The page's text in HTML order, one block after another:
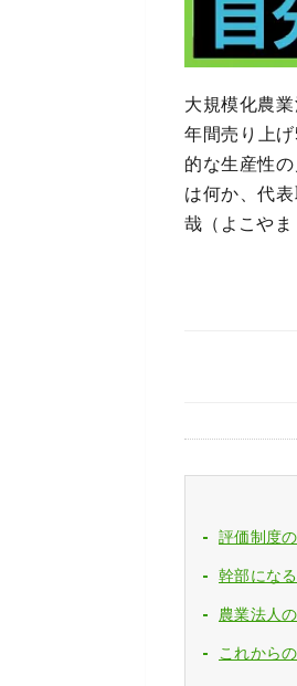
大規模化農
年間売り上
的な生産性
は何か、代
哉（よこやま
評価制度
幹部にな
農業法人
これから